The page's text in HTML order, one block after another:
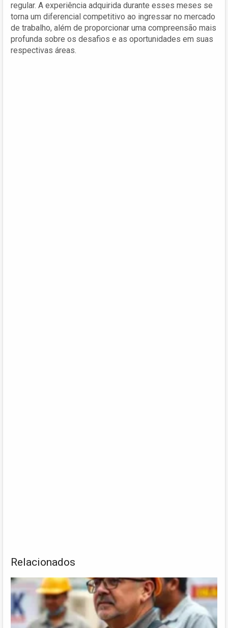
regular. A experiência adquirida durante esses meses se
torna um diferencial competitivo ao ingressar no mercado
de trabalho, além de proporcionar uma compreensão mais
profunda sobre os desafios e as oportunidades em suas
respectivas áreas.
Relacionados